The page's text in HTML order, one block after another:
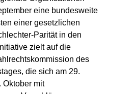
eine bundesweite
einer gesetzlichen
Parität in den
zielt auf die
des
die sich am 29.
Oktober mit